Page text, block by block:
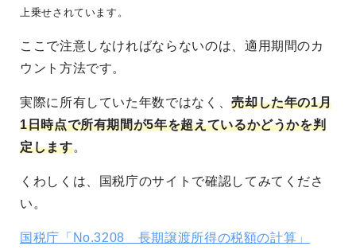
上乗せされています。
ここで注意しなければならないのは、適用期間のカ
ウント方法です。
実際に所有していた年数ではなく、売却した年の1月
1日時点で所有期間が5年を超えているかどうかを判
定します。
くわしくは、国税庁のサイトで確認してみてくださ
い。
国税庁「No.3208 長期譲渡所得の税額の計算」